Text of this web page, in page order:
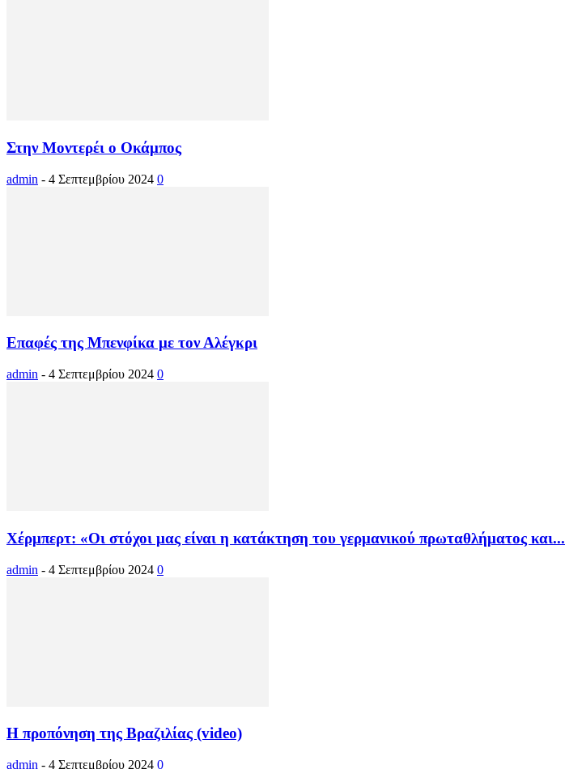
Στην Μοντερέι ο Οκάμπος
admin - 4 Σεπτεμβρίου 2024 0
Επαφές της Μπενφίκα με τον Αλέγκρι
admin - 4 Σεπτεμβρίου 2024 0
Χέρμπερτ: «Οι στόχοι μας είναι η κατάκτηση του γερμανικού πρωταθλήματος και...
admin - 4 Σεπτεμβρίου 2024 0
Η προπόνηση της Βραζιλίας (video)
admin - 4 Σεπτεμβρίου 2024 0